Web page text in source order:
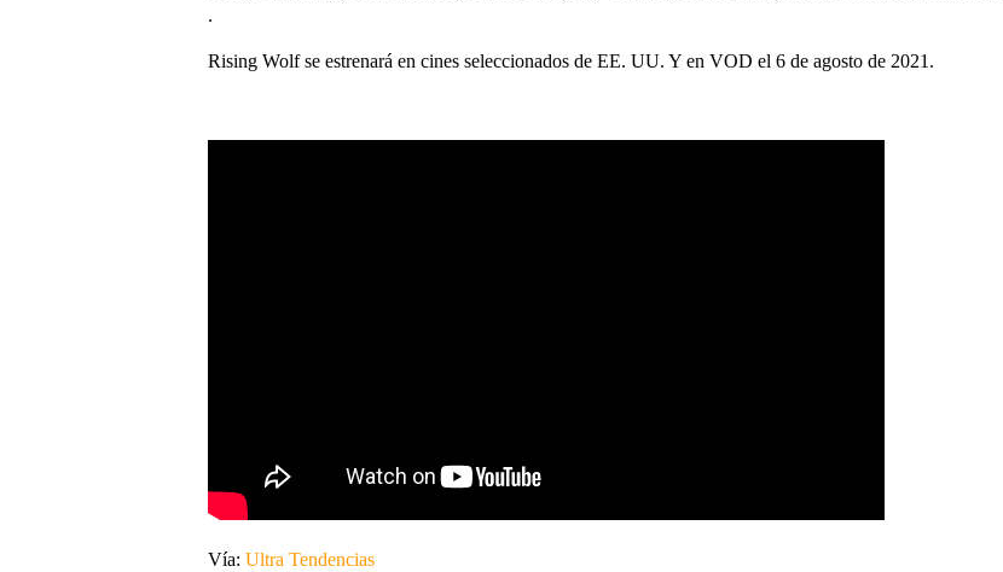
.
Rising Wolf se estrenará en cines seleccionados de EE. UU. Y en VOD el 6 de agosto de 2021.
Vía: Ultra Tendencias